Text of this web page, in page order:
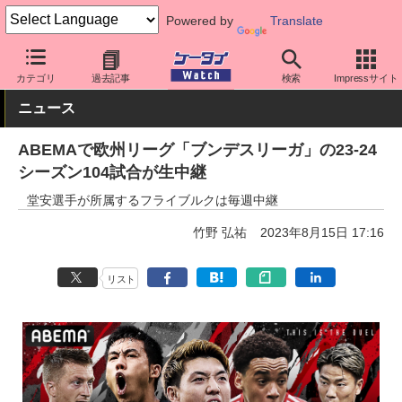
Powered by Translate
カテゴリ 過去記事 検索 Impressサイト
ケータイ Watch アプリ・サービス 動画・音楽・ゲーム
ニュース
ABEMAで欧州リーグ「ブンデスリーガ」の23-24
シーズン104試合が生中継
堂安選手が所属するフライブルクは毎週中継
竹野 弘祐 2023年8月15日 17:16
リスト